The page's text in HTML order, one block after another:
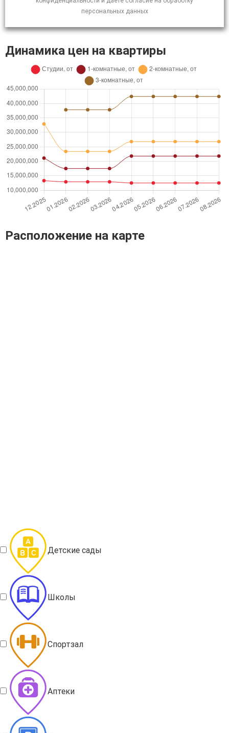
персональных данных
Динамика цен на квартиры
Расположение на карте
Детские сады
Школы
Спортзал
Аптеки